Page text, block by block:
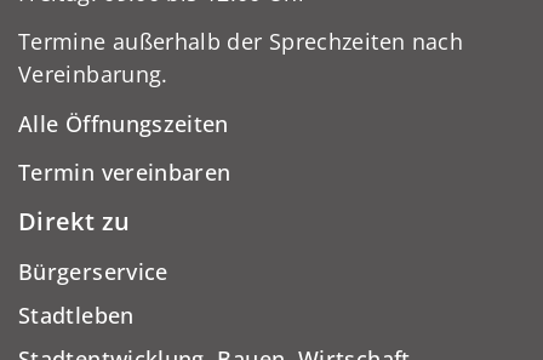
Termine außerhalb der Sprechzeiten nach
Vereinbarung.
Alle Öffnungszeiten
Termin vereinbaren
Direkt zu
Bürgerservice
Stadtleben